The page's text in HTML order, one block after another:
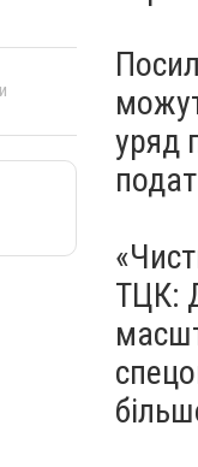
уряд
ТЦК: